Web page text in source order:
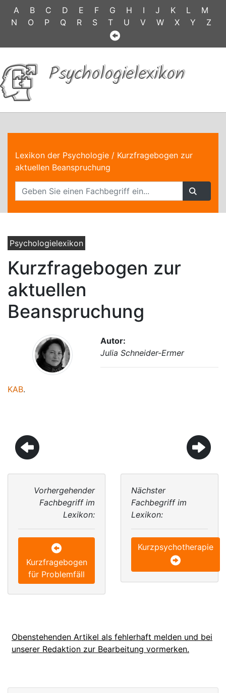
A B C D E F G H I J K L
M
N
O P Q R S T U V W X Y Z
Psychologielexikon
Lexikon der Psychologie / Kurzfragebogen zur
aktuellen Beanspruchung
Psychologielexikon
Kurzfragebogen zur
aktuellen
Beanspruchung
Autor:
Julia Schneider-Ermer
KAB.
Vorhergehender
Fachbegriff im
Lexikon:
Kurzfragebogen
für Problemfäll
Nächster
Fachbegriff im
Lexikon:
Kurzpsychotherapie
Obenstehenden Artikel als fehlerhaft melden und bei
unserer Redaktion zur Bearbeitung vormerken.